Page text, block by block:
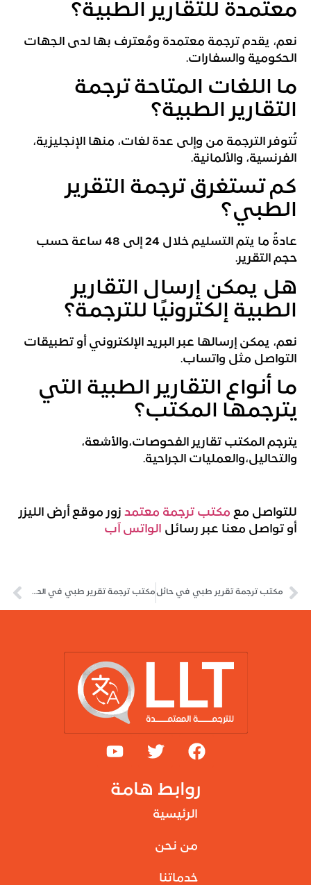
معتمدة للتقارير الطبية؟
نعم، يقدم ترجمة معتمدة ومُعترف بها لدى الجهات
الحكومية والسفارات.
ما اللغات المتاحة ترجمة
التقارير الطبية؟
تُتوفر الترجمة من وإلى عدة لغات، منها الإنجليزية،
الفرنسية، والألمانية.
كم تستغرق ترجمة التقرير
الطبي؟
عادةً ما يتم التسليم خلال 24 إلى 48 ساعة حسب
حجم التقرير.
هل يمكن إرسال التقارير
الطبية إلكترونيًا للترجمة؟
نعم، يمكن إرسالها عبر البريد الإلكتروني أو تطبيقات
التواصل مثل واتساب.
ما أنواع التقارير الطبية التي
يترجمها المكتب؟
يترجم المكتب تقارير الفحوصات،والأشعة،
والتحاليل،والعمليات الجراحية.
للتواصل مع مكتب ترجمة معتمد زور موقع أرض الليزر
أو تواصل معنا عبر رسائل
الواتس آب
مكتب ترجمة تقرير طبي في حائل مكتب ترجمة تقرير طبي في الدمام
روابط هامة
الرئيسية
من نحن
خدماتنا